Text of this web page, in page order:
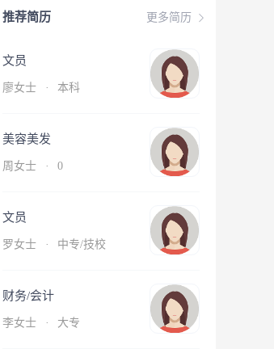
更多简历
推荐简历
文员
廖女士 · 本科
美容美发
周女士 · 0
文员
罗女士 · 中专/技校
财务/会计
李女士 · 大专